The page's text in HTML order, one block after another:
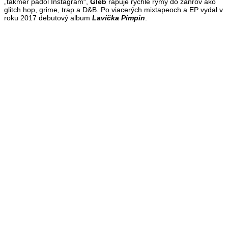
„takmer padol Instagram“, Gleb rapuje rýchle rýmy do žánrov ako
glitch hop, grime, trap a D&B. Po viacerých mixtapeoch a EP vydal v
roku 2017 debutový album Lavička Pimpin.